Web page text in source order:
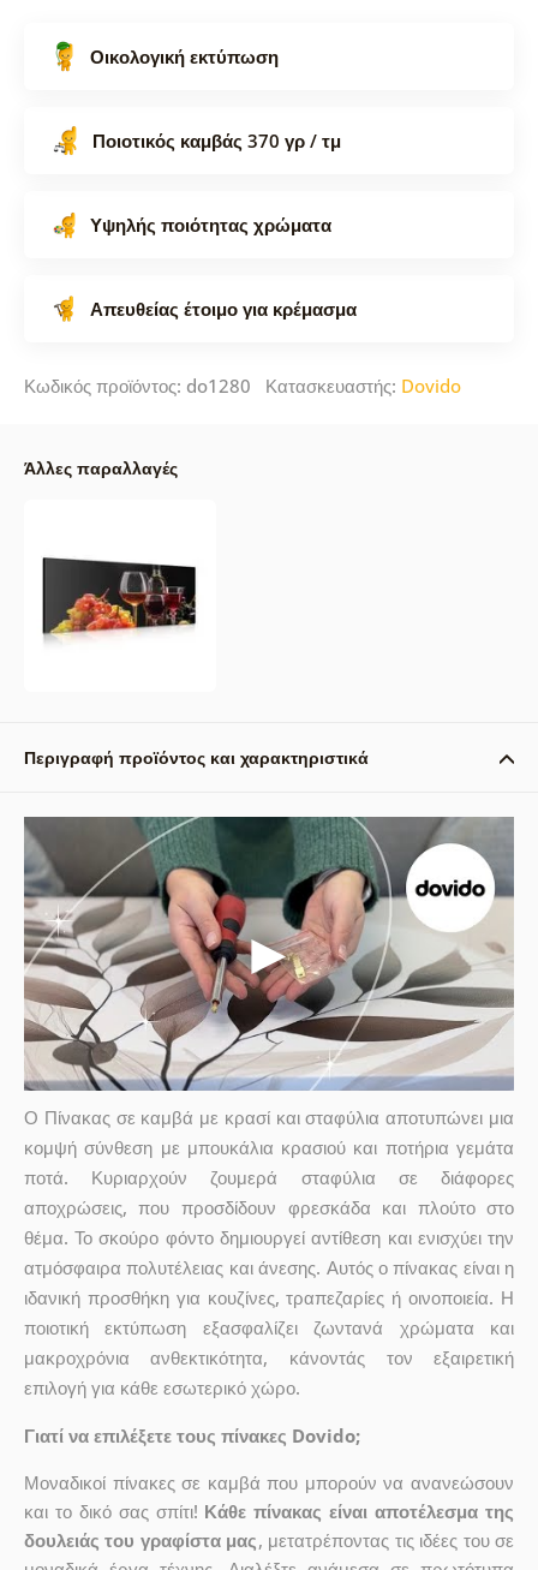
Οικολογική εκτύπωση
Ποιοτικός καμβάς 370 γρ / τμ
Υψηλής ποιότητας χρώματα
Απευθείας έτοιμο για κρέμασμα
Κωδικός προϊόντος: do1280 Κατασκευαστής: Dovido
Άλλες παραλλαγές
Περιγραφή προϊόντος και χαρακτηριστικά
Ο Πίνακας σε καμβά με κρασί και σταφύλια αποτυπώνει μια
κομψή σύνθεση με μπουκάλια κρασιού και ποτήρια γεμάτα
ποτά. Κυριαρχούν ζουμερά σταφύλια σε διάφορες
αποχρώσεις, που προσδίδουν φρεσκάδα και πλούτο στο
θέμα. Το σκούρο φόντο δημιουργεί αντίθεση και ενισχύει την
ατμόσφαιρα πολυτέλειας και άνεσης. Αυτός ο πίνακας είναι η
ιδανική προσθήκη για κουζίνες, τραπεζαρίες ή οινοποιεία. Η
ποιοτική εκτύπωση εξασφαλίζει ζωντανά χρώματα και
μακροχρόνια ανθεκτικότητα, κάνοντάς τον εξαιρετική
επιλογή για κάθε εσωτερικό χώρο.
Γιατί να επιλέξετε τους πίνακες Dovido;
Μοναδικοί πίνακες σε καμβά που μπορούν να ανανεώσουν
και το δικό σας σπίτι! Κάθε πίνακας είναι αποτέλεσμα της
δουλειάς του γραφίστα μας, μετατρέποντας τις ιδέες του σε